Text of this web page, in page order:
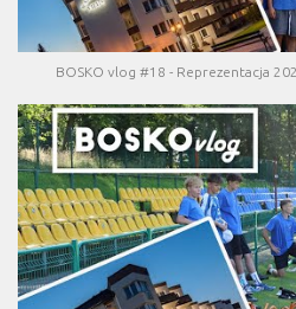
BOSKO vlog #18 - Reprezentacja